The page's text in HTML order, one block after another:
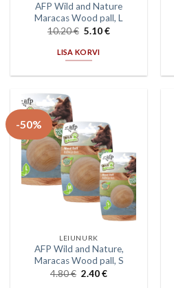
AFP Wild and Nature
Maracas Wood pall, L
10.20€ 5.10€
LISA KORVI
-50%
LEIUNURK
AFP Wild and Nature,
Maracas Wood pall, S
4.80€ 2.40€